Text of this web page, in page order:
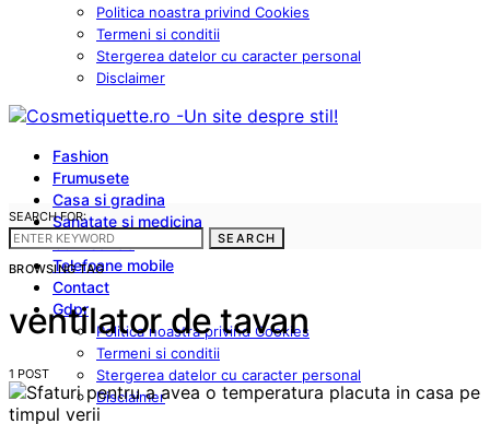
Politica noastra privind Cookies
Termeni si conditii
Stergerea datelor cu caracter personal
Disclaimer
Fashion
Frumusete
Casa si gradina
Sanatate si medicina
Cum sa fac
Telefoane mobile
Contact
Gdpr
Politica noastra privind Cookies
Termeni si conditii
Stergerea datelor cu caracter personal
Disclaimer
SEARCH FOR:
SEARCH
BROWSING TAG
ventilator de tavan
1 POST